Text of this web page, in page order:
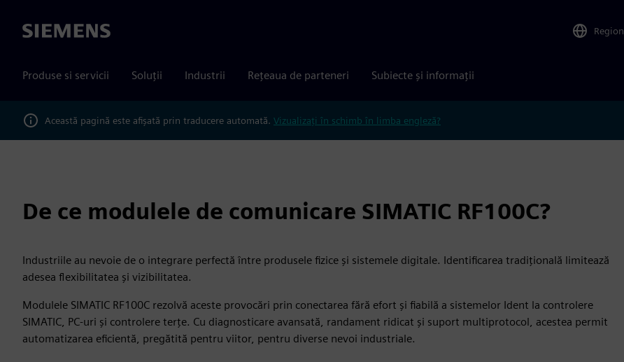
Siemens Region
Produse si servicii Soluții Industrii Rețeaua de parteneri Subiecte și informații
Această pagină este afișată prin traducere automată. Vizualizați în schimb în limba engleză?
De ce modulele de comunicare SIMATIC RF100C?
Industriile au nevoie de o integrare perfectă între produsele fizice și sistemele digitale. Identificarea tradițională limitează
adesea flexibilitatea și vizibilitatea.
Modulele SIMATIC RF100C rezolvă aceste provocări prin conectarea fără efort şi fiabilă a sistemelor Ident la controlere
SIMATIC, PC-uri şi controlere terţe. Cu diagnosticare avansată, randament ridicat și suport multiprotocol, acestea permit
automatizarea eficientă, pregătită pentru viitor, pentru diverse nevoi industriale.